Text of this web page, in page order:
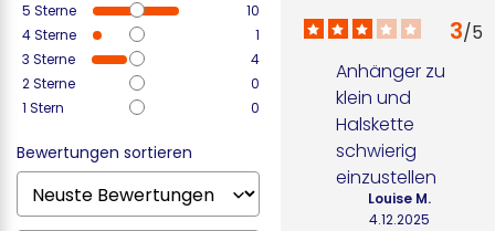
5 Sterne
10
4Sterne
1
3 Sterne
4
2Sterne
0
1 Stern 0
Bewertungen sortieren
3/5
Anhänger zu
klein und
Halskette
schwierig
einzustellen
4.12.2025
Louise M.